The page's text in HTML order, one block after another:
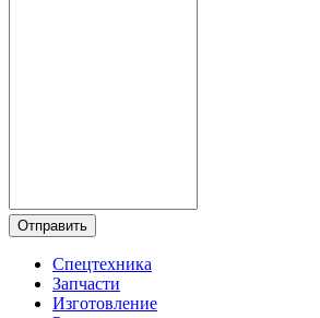
Отправить
Спецтехника
Запчасти
Изготовление